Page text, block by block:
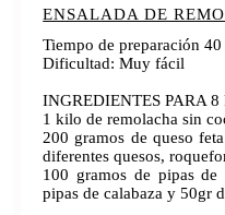
ENSALADA DE
Tiempo de preparación
Dificultad: Muy fácil
INGREDIENTES PARA 8
1 kilo de remolacha sin
200 gramos de queso
diferentes quesos,
100 gramos de pipas de
pipas de calabaza y 50gr